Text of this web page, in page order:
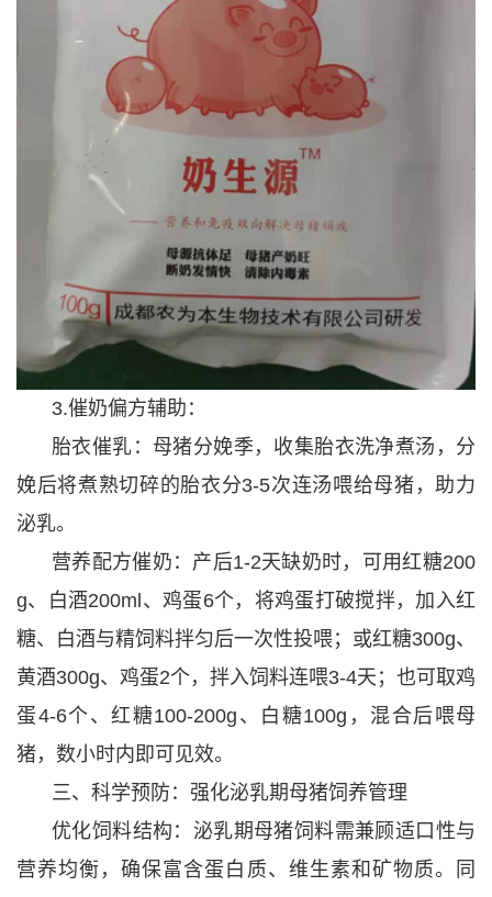
3.催奶偏方辅助：
胎衣催乳：母猪分娩季，收集胎衣洗净煮汤，分
娩后将煮熟切碎的胎衣分3-5次连汤喂给母猪，助力
泌乳。
营养配方催奶：产后1-2天缺奶时，可用红糖200
g、白酒200ml、鸡蛋6个，将鸡蛋打破搅拌，加入红
糖、白酒与精饲料拌匀后一次性投喂；或红糖300g、
黄酒300g、鸡蛋2个，拌入饲料连喂3-4天；也可取鸡
蛋4-6个、红糖100-200g、白糖100g，混合后喂母
猪，数小时内即可见效。
三、科学预防：强化泌乳期母猪饲养管理
优化饲料结构：泌乳期母猪饲料需兼顾适口性与
营养均衡，确保富含蛋白质、维生素和矿物质。同